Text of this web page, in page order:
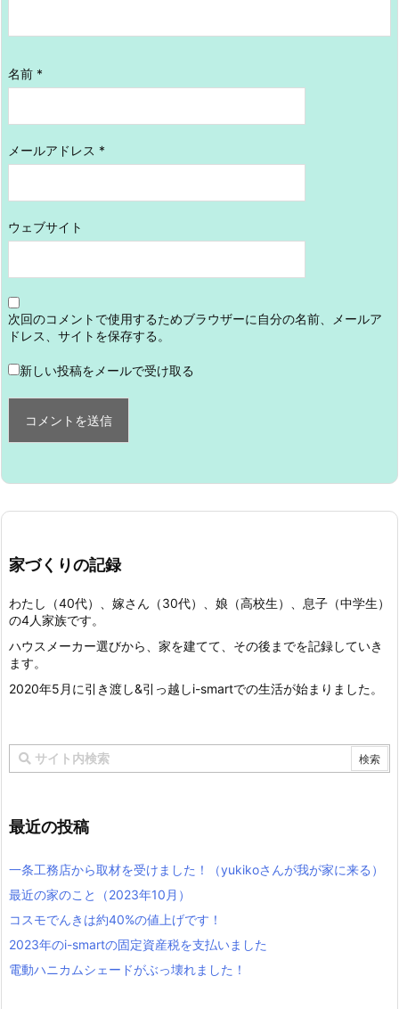
名前 *
メールアドレス *
ウェブサイト
次回のコメントで使用するためブラウザーに自分の名前、メールア
ドレス、サイトを保存する。
新しい投稿をメールで受け取る
家づくりの記録
わたし（40代）、嫁さん（30代）、娘（高校生）、息子（中学生）
の4人家族です。
ハウスメーカー選びから、家を建てて、その後までを記録していき
ます。
2020年5月に引き渡し&引っ越しi-smartでの生活が始まりました。
最近の投稿
一条工務店から取材を受けました！（yukikoさんが我が家に来る）
最近の家のこと（2023年10月）
コスモでんきは約40%の値上げです！
2023年のi-smartの固定資産税を支払いました
電動ハニカムシェードがぶっ壊れました！